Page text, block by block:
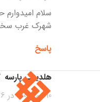
سلام
شهرک غرب
پاسخ
هلدینگ پارسه
10 دی 1404 در 8:36 ق.ظ